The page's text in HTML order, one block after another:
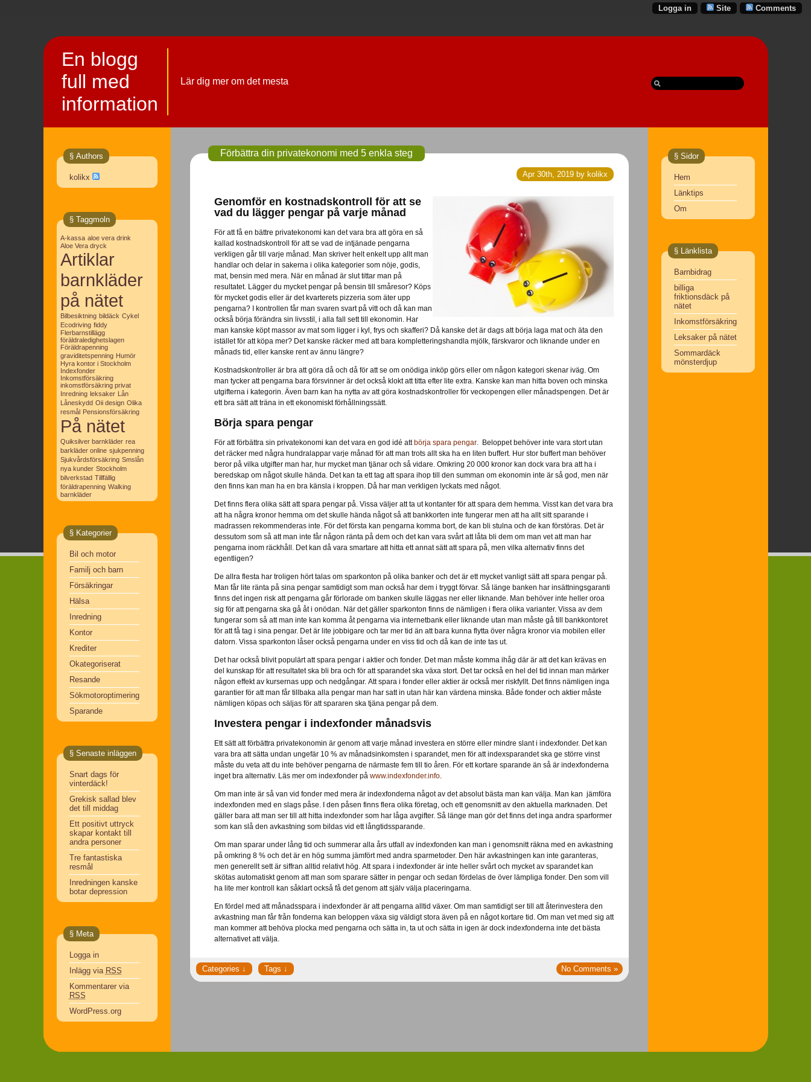
Comments
Site
Logga in
En blogg
full med
information
Lär dig mer om det mesta
§ Authors
kolikx
§ Taggmoln
A-kassa aloe vera drink
Aloe Vera dryck
Artiklar
barnkläder
på nätet
Bilbesiktning bildäck Cykel
Ecodriving fiddy
Flerbarnstillägg
föräldraledighetslagen
Föräldrapenning
graviditetspenning Humör
Hyra kontor i Stockholm
Indexfonder
Inkomstförsäkring
inkomstförsäkring privat
Inredning leksaker Lån
Låneskydd Oii design Olika
resmål Pensionsförsäkring
På nätet
Quiksilver barnkläder rea
barkläder online sjukpenning
Sjukvårdsförsäkring Smslån
nya kunder Stockholm
bilverkstad Tillfällig
föräldrapenning Walking
barnkläder
§ Kategorier
Bil och motor
Familj och barn
Försäkringar
Hälsa
Inredning
Kontor
Krediter
Okategoriserat
Resande
Sökmotoroptimering
Sparande
§ Senaste inläggen
Snart dags för
vinterdäck!
Grekisk sallad blev
det till middag
Ett positivt uttryck
skapar kontakt till
andra personer
Tre fantastiska
resmål
Inredningen kanske
botar depression
§ Meta
Logga in
Inlägg via RSS
Kommentarer via
RSS
WordPress.org
Förbättra din privatekonomi med 5 enkla steg
Apr 30th, 2019 by kolikx
Genomför en kostnadskontroll för att se
vad du lägger pengar på varje månad
För att få en bättre privatekonomi kan det vara bra att göra en så
kallad kostnadskontroll för att se vad de intjänade pengarna
verkligen går till varje månad. Man skriver helt enkelt upp allt man
handlar och delar in sakerna i olika kategorier som nöje, godis,
mat, bensin med mera. När en månad är slut tittar man på
resultatet. Lägger du mycket pengar på bensin till småresor? Köps
för mycket godis eller är det kvarterets pizzeria som äter upp
pengarna? I kontrollen får man svaren svart på vitt och då kan man
också börja förändra sin livsstil, i alla fall sett till ekonomin. Har
man kanske köpt massor av mat som ligger i kyl, frys och skafferi? Då kanske det är dags att börja laga mat och äta den
istället för att köpa mer? Det kanske räcker med att bara kompletteringshandla mjölk, färskvaror och liknande under en
månads tid, eller kanske rent av ännu längre?
Kostnadskontroller är bra att göra då och då för att se om onödiga inköp görs eller om någon kategori skenar iväg. Om
man tycker att pengarna bara försvinner är det också klokt att titta efter lite extra. Kanske kan man hitta boven och minska
utgifterna i kategorin. Även barn kan ha nytta av att göra kostnadskontroller för veckopengen eller månadspengen. Det är
ett bra sätt att träna in ett ekonomiskt förhållningssätt.
Börja spara pengar
För att förbättra sin privatekonomi kan det vara en god idé attbörja spara pengar. Beloppet behöver inte vara stort utan
det räcker med några hundralappar varje månad för att man trots allt ska ha en liten buffert. Hur stor buffert man behöver
beror på vilka utgifter man har, hur mycket man tjänar och så vidare. Omkring 20 000 kronor kan dock vara bra att ha i
beredskap om något skulle hända. Det kan ta ett tag att spara ihop till den summan om ekonomin inte är så god, men när
den finns kan man ha en bra känsla i kroppen. Då har man verkligen lyckats med något.
Det finns flera olika sätt att spara pengar på. Vissa väljer att ta ut kontanter för att spara dem hemma. Visst kan det vara bra
att ha några kronor hemma om det skulle hända något så att bankkorten inte fungerar men att ha allt sitt sparande i
madrassen rekommenderas inte. För det första kan pengarna komma bort, de kan bli stulna och de kan förstöras. Det är
dessutom som så att man inte får någon ränta på dem och det kan vara svårt att låta bli dem om man vet att man har
pengarna inom räckhåll. Det kan då vara smartare att hitta ett annat sätt att spara på, men vilka alternativ finns det
egentligen?
De allra flesta har troligen hört talas om sparkonton på olika banker och det är ett mycket vanligt sätt att spara pengar på.
Man får lite ränta på sina pengar samtidigt som man också har dem i tryggt förvar. Så länge banken har insättningsgaranti
finns det ingen risk att pengarna går förlorade om banken skulle läggas ner eller liknande. Man behöver inte heller oroa
sig för att pengarna ska gå åt i onödan. När det gäller sparkonton finns de nämligen i flera olika varianter. Vissa av dem
fungerar som så att man inte kan komma åt pengarna via internetbank eller liknande utan man måste gå till bankkontoret
för att få tag i sina pengar. Det är lite jobbigare och tar mer tid än att bara kunna flytta över några kronor via mobilen eller
datorn. Vissa sparkonton låser också pengarna under en viss tid och då kan de inte tas ut.
Det har också blivit populärt att spara pengar i aktier och fonder. Det man måste komma ihåg där är att det kan krävas en
del kunskap för att resultatet ska bli bra och för att sparandet ska växa stort. Det tar också en hel del tid innan man märker
någon effekt av kursernas upp och nedgångar. Att spara i fonder eller aktier är också mer riskfyllt. Det finns nämligen inga
garantier för att man får tillbaka alla pengar man har satt in utan här kan värdena minska. Både fonder och aktier måste
nämligen köpas och säljas för att spararen ska tjäna pengar på dem.
Investera pengar i indexfonder månadsvis
Ett sätt att förbättra privatekonomin är genom att varje månad investera en större eller mindre slant i indexfonder. Det kan
vara bra att sätta undan ungefär 10 % av månadsinkomsten i sparandet, men för att indexsparandet ska ge större vinst
måste du veta att du inte behöver pengarna de närmaste fem till tio åren. För ett kortare sparande än så är indexfonderna
inget bra alternativ. Läs mer om indexfonder på www.indexfonder.info.
Om man inte är så van vid fonder med mera är indexfonderna något av det absolut bästa man kan välja. Man kan jämföra
indexfonden med en slags påse. I den påsen finns flera olika företag, och ett genomsnitt av den aktuella marknaden. Det
gäller bara att man ser till att hitta indexfonder som har låga avgifter. Så länge man gör det finns det inga andra sparformer
som kan slå den avkastning som bildas vid ett långtidssparande.
Om man sparar under lång tid och summerar alla års utfall av indexfonden kan man i genomsnitt räkna med en avkastning
på omkring 8 % och det är en hög summa jämfört med andra sparmetoder. Den här avkastningen kan inte garanteras,
men generellt sett är siffran alltid relativt hög. Att spara i indexfonder är inte heller svårt och mycket av sparandet kan
skötas automatiskt genom att man som sparare sätter in pengar och sedan fördelas de över lämpliga fonder. Den som vill
ha lite mer kontroll kan såklart också få det genom att själv välja placeringarna.
En fördel med att månadsspara i indexfonder är att pengarna alltid växer. Om man samtidigt ser till att återinvestera den
avkastning man får från fonderna kan beloppen växa sig väldigt stora även på en något kortare tid. Om man vet med sig att
man kommer att behöva plocka med pengarna och sätta in, ta ut och sätta in igen är dock indexfonderna inte det bästa
alternativet att välja.
No Comments »
§ Sidor
Hem
Länktips
Om
§ Länklista
Barnbidrag
billiga
friktionsdäck på
nätet
Inkomstförsäkring
Leksaker på nätet
Sommardäck
mönsterdjup